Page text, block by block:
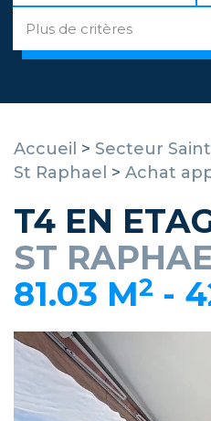
Accueil > Secteur
St Raphael > Achat
T4 EN
ST
81.03 M2 -